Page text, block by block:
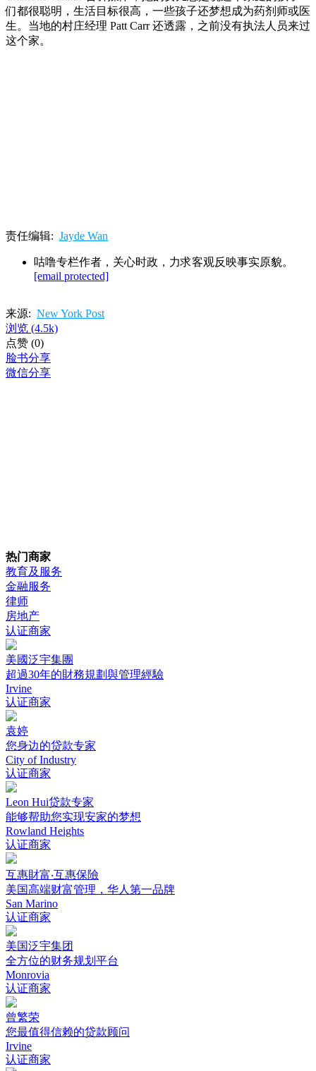
们都很聪明，生活目标很高，一些孩子还梦想成为药剂师或医
生。当地的村庄经理 Patt Carr 还透露，之前没有执法人员来过
这个家。
责任编辑: Jayde Wan
咕噜专栏作者，关心时政，力求客观反映事实原貌。
[email protected]
来源: New York Post
浏览 (4.5k)
点赞 (0)
脸书分享
微信分享
热门商家
教育及服务
金融服务
律师
房地产
认证商家
美國泛宇集團
超過30年的財務規劃與管理經驗
Irvine
认证商家
袁婷
您身边的贷款专家
City of Industry
认证商家
Leon Hui贷款专家
能够帮助您实现安家的梦想
Rowland Heights
认证商家
互惠財富‧互惠保險
美国高端财富管理，华人第一品牌
San Marino
认证商家
美国泛宇集团
全方位的财务规划平台
Monrovia
认证商家
曾繁荣
您最值得信赖的贷款顾问
Irvine
认证商家